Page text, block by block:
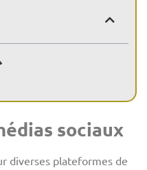
sociaux
diverses plateformes de